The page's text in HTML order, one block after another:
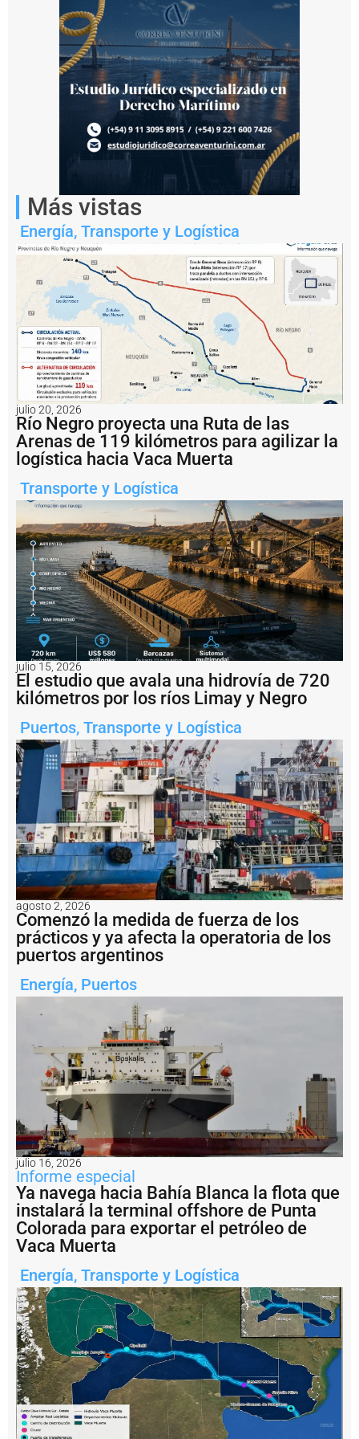
Notas
relacionadas
¿
P
e
e
l
u
t
o
d
e
R
o
s
a
ri
o
c
o
n
v
e
r
s
e
r
a
l
m
e
n
e
n
s
a
li
d
a
d
e
l
m
i
e
n
ti
n
a
?
P
e
s
c
a
il
e
g
a
l:
A
r
g
e
n
ti
Más vistas
Energía, Transporte y Logística
julio 20, 2026
Río Negro proyecta una Ruta de las
Arenas de 119 kilómetros para agilizar la
logística hacia Vaca Muerta
Transporte y Logística
julio 15, 2026
El estudio que avala una hidrovía de 720
kilómetros por los ríos Limay y Negro
Puertos, Transporte y Logística
agosto 2, 2026
Comenzó la medida de fuerza de los
prácticos y ya afecta la operatoria de los
puertos argentinos
Energía, Puertos
julio 16, 2026
Informe especial
Ya navega hacia Bahía Blanca la flota que
instalará la terminal offshore de Punta
Colorada para exportar el petróleo de
Vaca Muerta
Energía, Transporte y Logística